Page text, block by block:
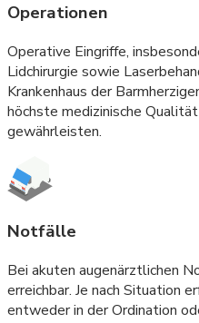
Operationen
Operative Eingriffe,
Lidchirurgie sowie
Krankenhaus der
höchste medizinische
gewährleisten.
Notfälle
Bei akuten augenärztlichen
erreichbar. Je nach Situation
entweder in der Ordination